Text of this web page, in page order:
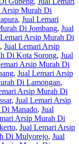
Arsip Murah Di
, Jual Lemari
Di Jombang, Jual
Arsip Murah Di
, Jual Lemari Arsip
Di Kota Sorong, Jual
Arsip Murah Di
, Jual Lemari Arsip
Di Lamongan,
Arsip Murah Di
, Jual Lemari Arsip
Manado, Jual
Arsip Murah Di
, Jual Lemari Arsip
Di Mulyorejo, Jual